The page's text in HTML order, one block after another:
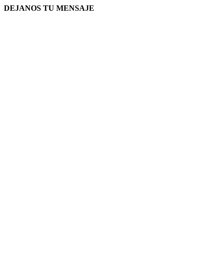
DEJANOS TU MENSAJE